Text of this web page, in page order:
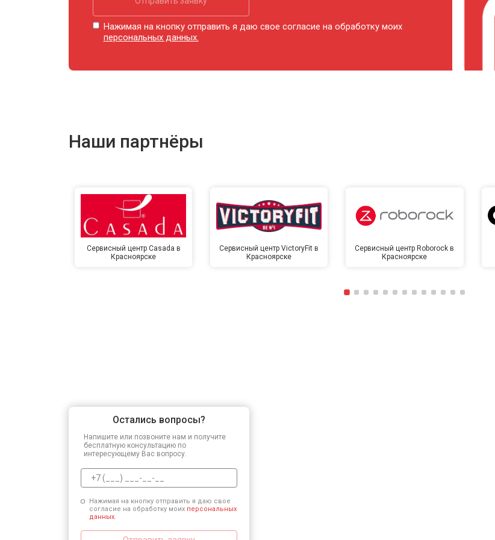
Ремонт купюроприемника от 120 мин
Нажимая на кнопку отправить я даю свое согласие на обработку моих
персональных данных.
Наши партнёры
Сервисный центр Casada в
Красноярске
Сервисный центр VictoryFit в
Красноярске
Сервисный центр Roborock в
Красноярске
Остались вопросы?
Напишите или позвоните нам и получите
бесплатную консультацию по
интересующему Вас вопросу.
Нажимая на кнопку отправить я даю свое
согласие на обработку моих персональных
данных.